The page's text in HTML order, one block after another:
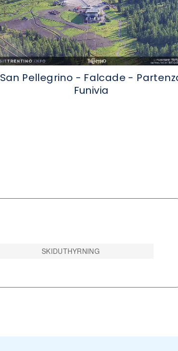
San Pellegrino - Falcade -
Funivia
SKIDUTHYRNING